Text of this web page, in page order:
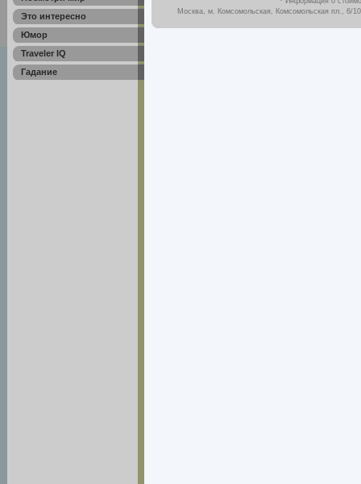
Это интересно
Юмор
Traveler IQ
Гадание
Москва, м. Комсомольская, Комсомольская пл., 6/